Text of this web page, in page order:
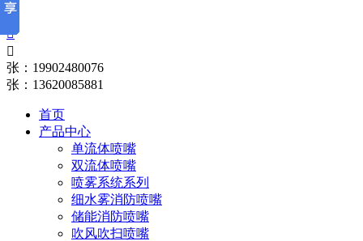


张：19902480076
张：13620085881
首页
产品中心
单流体喷嘴
双流体喷嘴
喷雾系统系列
细水雾消防喷嘴
储能消防喷嘴
吹风吹扫喷嘴